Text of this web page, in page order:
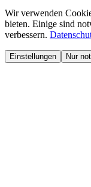
Wir verwenden
bieten. Einige sind
verbessern.
Einstellungen Nur